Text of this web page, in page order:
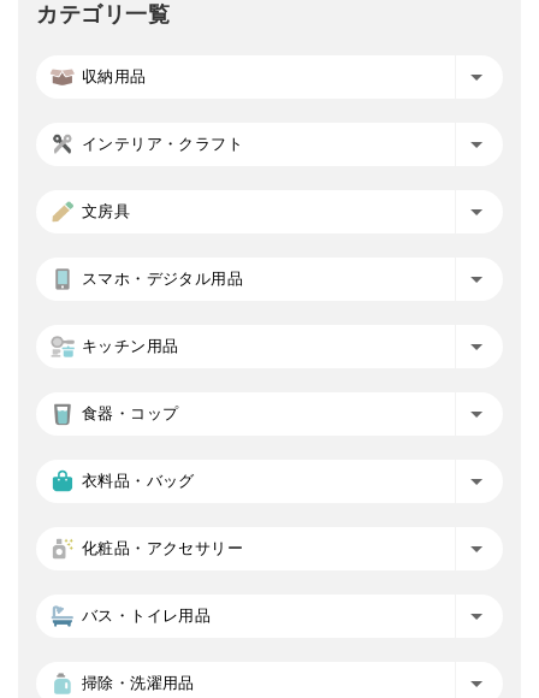
カテゴリ一覧
収納用品
インテリア・クラフト
文房具
スマホ・デジタル用品
キッチン用品
食器・コップ
衣料品・バッグ
化粧品・アクセサリー
バス・トイレ用品
掃除・洗濯用品